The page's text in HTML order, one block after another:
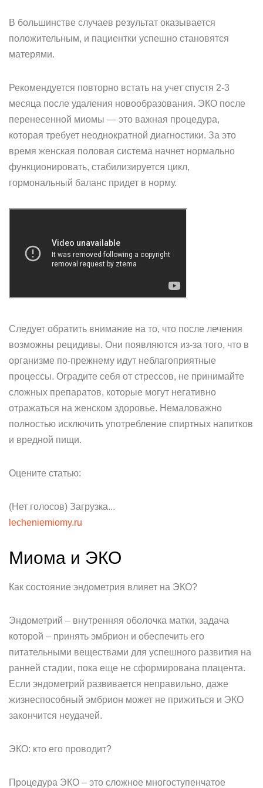
В большинстве случаев результат оказывается
положительным, и пациентки успешно становятся
матерями.
Рекомендуется повторно встать на учет спустя 2-3
месяца после удаления новообразования. ЭКО после
перенесенной миомы — это важная процедура,
которая требует неоднократной диагностики. За это
время женская половая система начнет нормально
функционировать, стабилизируется цикл,
гормональный баланс придет в норму.
Следует обратить внимание на то, что после лечения
возможны рецидивы. Они появляются из-за того, что в
организме по-прежнему идут неблагоприятные
процессы. Оградите себя от стрессов, не принимайте
сложных препаратов, которые могут негативно
отражаться на женском здоровье. Немаловажно
полностью исключить употребление спиртных напитков
и вредной пищи.
Оцените статью:
(Нет голосов) Загрузка...
lecheniemiomy.ru
Миома и ЭКО
Как состояние эндометрия влияет на ЭКО?
Эндометрий – внутренняя оболочка матки, задача
которой – принять эмбрион и обеспечить его
питательными веществами для успешного развития на
ранней стадии, пока еще не сформирована плацента.
Если эндометрий развивается неправильно, даже
жизнеспособный эмбрион может не прижиться и ЭКО
закончится неудачей.
ЭКО: кто его проводит?
Процедура ЭКО – это сложное многоступенчатое